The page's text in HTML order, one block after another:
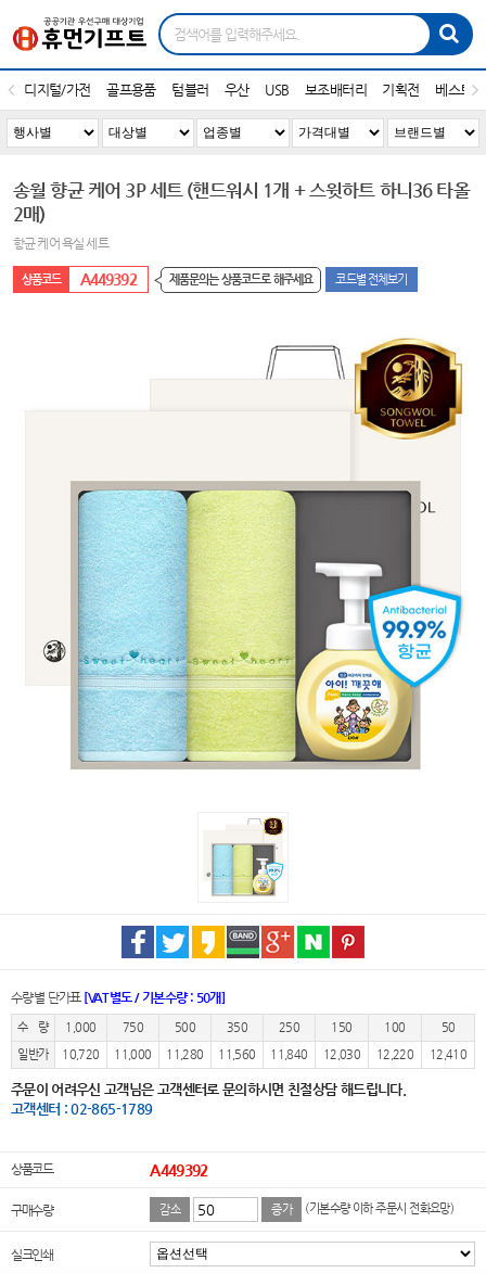
디지털/가전 골프용품 텀블러 우산 USB 보조배터리 기획전 베스트
송월 향균 케어 3P 세트 (핸드워시 1개 + 스윗하트 하니36 타올
2매)
항균 케어 욕실 세트
A449392 제품문의는 상품코드로 해주세요 코드별 전체보기
수량별 단가표 [VAT별도 / 기본수량 : 50개]
수 량 1,000 750 500 350 250 150 100
50
일반가
10,720 11,000 11,280 11,560 11,840 12,030 12,220 12,410
주문이 어려우신 고객님은 고객센터로 문의하시면 친절상담 해드립니다.
고객센터 : 02-865-1789
상품코드 A449392
구매수량 감소 증가 (기본수량 이하 주문시 전화요망)
실크인쇄